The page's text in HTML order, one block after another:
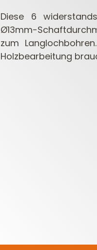
Diese 6
Ø13mm-
zum
Holzbearbeitung